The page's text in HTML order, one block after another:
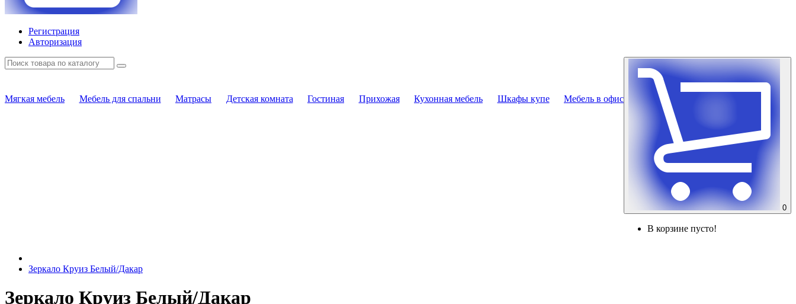
Регистрация
Авторизация
0
В корзине пусто!
Мягкая мебель Мебель для спальни Матрасы Детская комната Гостиная Прихожая Кухонная мебель Шкафы купе Мебель в офис
Зеркало Круиз Белый/Дакар
Зеркало Круиз Белый/Дакар